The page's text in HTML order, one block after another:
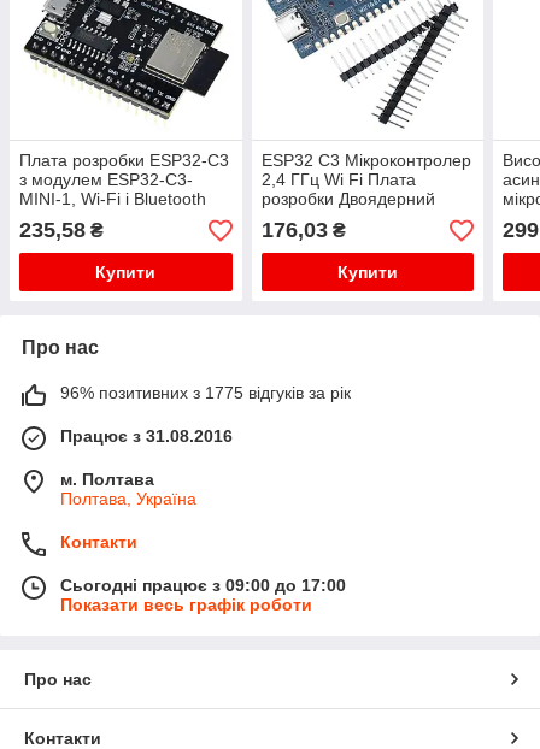
Плата розробки ESP32-C3
з модулем ESP32-C3-
MINI-1, Wi-Fi і Bluetooth
5.0
235,58 ₴
Купити
ESP32 C3 Мікроконтролер
2,4 ГГц Wi Fi Плата
розробки Двоядерний
процесор 160 МГц,
контакти не припаяні
176,03₴
Купити
на
Про нас
96% позитивних з 1775 відгуків за рік
Працює з 31.08.2016
м. Полтава
Полтава, Україна
Контакти
Сьогодні працює з 09:00 до 17:00
Показати весь графік роботи
Про нас
Контакти